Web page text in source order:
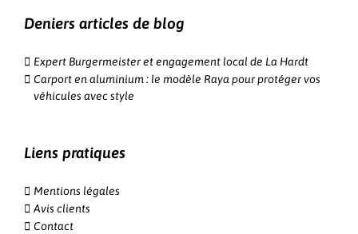
Deniers articles de blog
Expert Burgermeister et engagement local de La Hardt
Carport en aluminium : le modèle Raya pour protéger vos
véhicules avec style
Liens pratiques
Mentions légales
Avis clients
Contact